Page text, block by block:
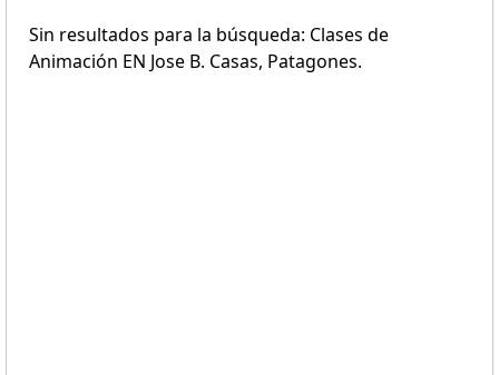
Sin resultados para la búsqueda: Clases de
Animación EN Jose B. Casas, Patagones.